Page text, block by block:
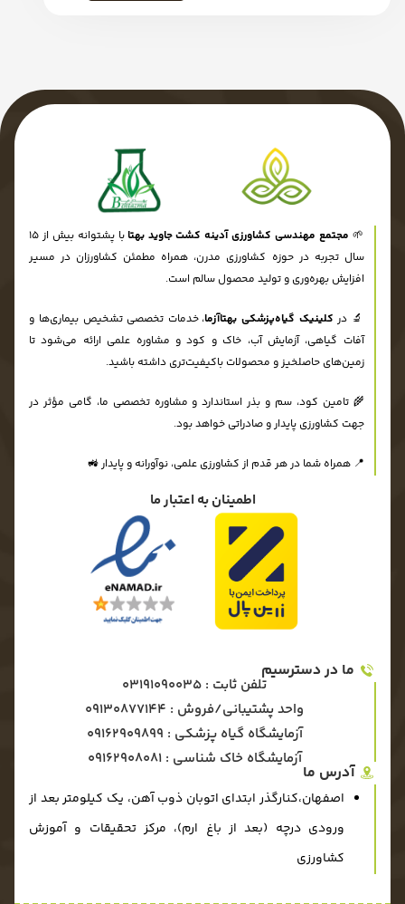
ما در دسترسیم
تلفن ثابت : 03191090035
واحد پشتیبانی/فروش : 09130877144
آزمایشگاه گیاه پزشکی : ۰۹۱۶۲۹۰۹۸۹۹
آزمایشگاه خاک شناسی : ۰۹۱۶۲۹۰۸۰۸۱
آدرس ما
اصفهان،کنارگذر ابتدای اتوبان ذوب آهن، یک کیلومتر بعد از
ورودی درچه (بعد از باغ ارم)، مرکز تحقیقات و آموزش
کشاورزی
اطمینان به اعتبار ما
🌱 مجتمع مهندسی کشاورزی آدینه کشت جاوید بهتا
با پشتوانه بیش از ۱۵
سال تجربه در حوزه کشاورزی مدرن، همراه مطمئن کشاورزان در مسیر
افزایش بهره‌وری و تولید محصول سالم است.
🔬 در کلینیک گیاه‌پزشکی بهتاآزما، خدمات تخصصی تشخیص بیماری‌ها و
آفات گیاهی، آزمایش آب، خاک و کود و مشاوره علمی ارائه می‌شود تا
زمین‌های حاصلخیز و محصولات باکیفیت‌تری داشته باشید.
🌾 تامین کود، سم و بذر استاندارد و مشاوره تخصصی ما، گامی مؤثر در
جهت کشاورزی پایدار و صادراتی خواهد بود.
📍 همراه شما در هر قدم از کشاورزی علمی، نوآورانه و پایدار 🚜